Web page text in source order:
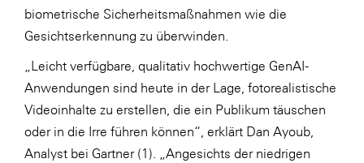
WKS Fachgruppe Fahrzeughandel und
WKS Fachgruppe Finanzdienstleister
WK UBIT
Zühlke
biometrische Sicherheitsmaßnahmen wie die
Gesichtserkennung zu überwinden.
„Leicht verfügbare, qualitativ hochwertige GenAI-
Anwendungen sind heute in der Lage, fotorealistische
Videoinhalte zu erstellen, die ein Publikum täuschen
oder in die Irre führen können“, erklärt Dan Ayoub,
Analyst bei Gartner (1). „Angesichts der niedrigen